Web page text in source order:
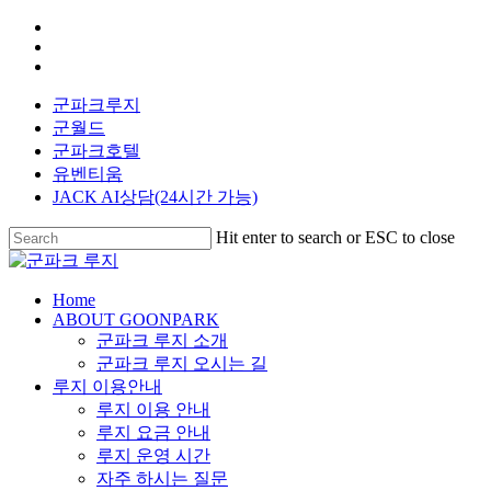
Skip
main
군파크루지
군월드
군파크호텔
유벤티움
JACK AI상담(24시간 가능)
Hit enter to search or ESC to close
Close
search
Menu
Home
ABOUT GOONPARK
군파크 루지 소개
군파크 루지 오시는 길
루지 이용안내
루지 이용 안내
루지 요금 안내
루지 운영 시간
자주 하시는 질문